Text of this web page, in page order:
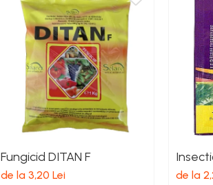
Fungicid DITAN F
de la 3,20 Lei de la